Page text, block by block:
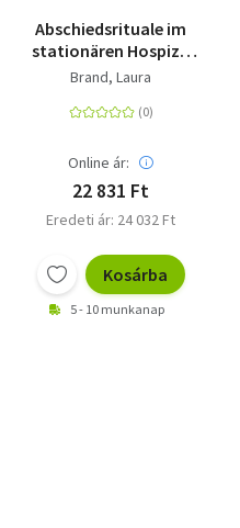
Abschiedsrituale im
stationären Hospiz -
Positive
Trauer
Brand, Laura
Online ár:
22 831 Ft
Eredeti ár: 24 032 Ft
Kosárba
5 - 10 munkanap